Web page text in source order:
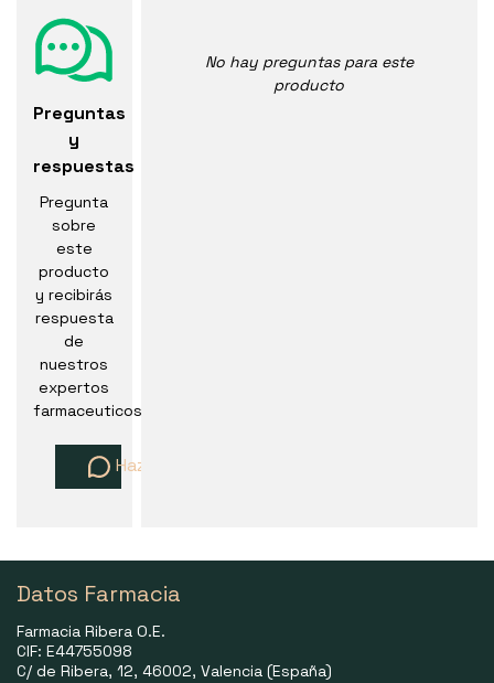
Preguntas
y
respuestas
Pregunta
sobre
este
producto
y recibirás
respuesta
de
nuestros
expertos
farmaceuticos
Haz una pregunta
No hay preguntas para este
producto
Datos Farmacia
Farmacia Ribera O.E.
CIF: E44755098
C/ de Ribera, 12, 46002, Valencia (España)